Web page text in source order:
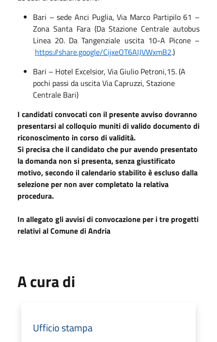
Bari – sede Anci Puglia, Via Marco Partipilo 61 –
Zona Santa Fara (Da Stazione Centrale autobus
Linea 20. Da Tangenziale uscita 10-A Picone –
https://share.google/CijxeOT6AIJVWxmB2.)
Bari – Hotel Excelsior, Via Giulio Petroni,15. (A
pochi passi da uscita Via Capruzzi, Stazione
Centrale Bari)
I candidati convocati con il presente avviso dovranno
presentarsi al colloquio muniti di valido documento di
riconoscimento in corso di validità.
Si precisa che il candidato che pur avendo presentato
la domanda non si presenta, senza giustificato
motivo, secondo il calendario stabilito è escluso dalla
selezione per non aver completato la relativa
procedura.
In allegato gli avvisi di convocazione per i tre progetti
relativi al Comune di Andria
A cura di
Ufficio stampa